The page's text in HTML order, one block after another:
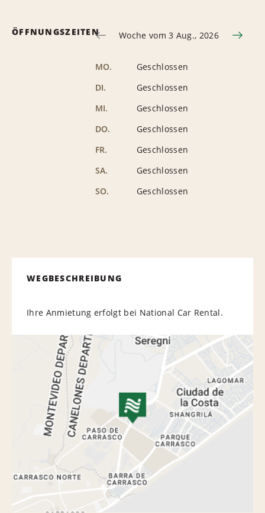
ÖFFNUNGSZEITEN Woche vom 3 Aug., 2026
MO.
Geschlossen
DI.
Geschlossen
MI.
Geschlossen
DO.
Geschlossen
FR.
Geschlossen
SA.
Geschlossen
SO.
Geschlossen
WEGBESCHREIBUNG
Ihre Anmietung erfolgt bei National Car Rental.